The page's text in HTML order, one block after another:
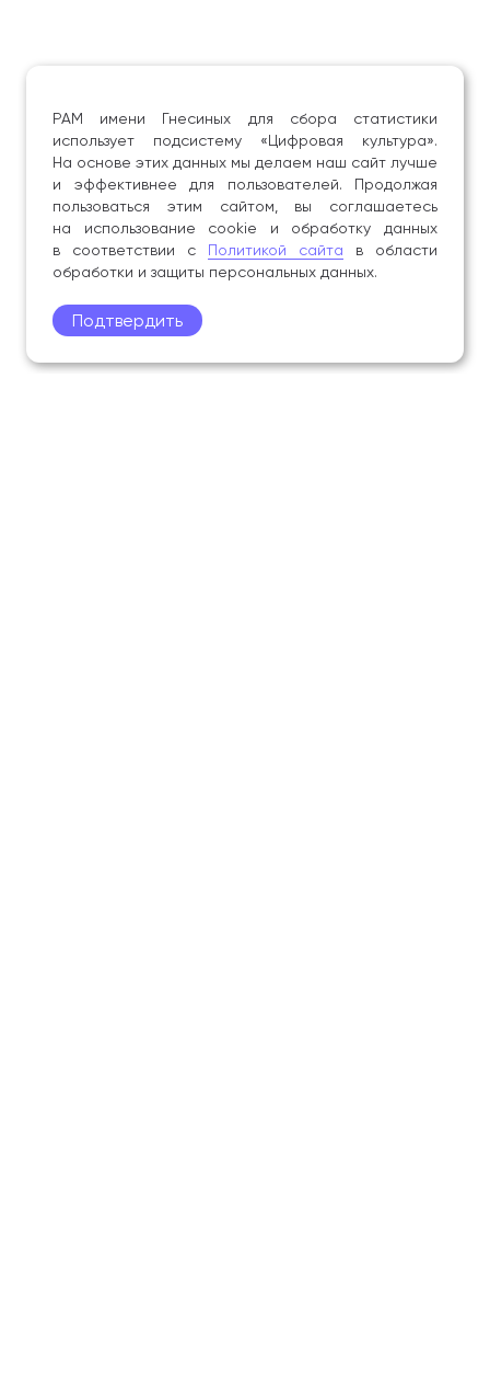
РАМ имени Гнесиных для сбора статистики
использует подсистему «Цифровая культура».
На основе этих данных мы делаем наш сайт лучше
и эффективнее для пользователей. Продолжая
пользоваться этим сайтом, вы соглашаетесь
на использование cookie и обработку данных
в соответствии с Политикой сайта в области
обработки и защиты персональных данных.
Подтвердить